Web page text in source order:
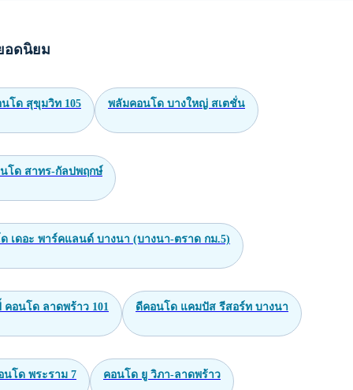
อดนิยม
นโด สุขุมวิท 105 พลัมคอนโด บางใหญ่ สเตชั่น
นโด สาทร-กัลปพฤกษ์
เดอะ พาร์คแลนด์ บางนา (บางนา-ตราด กม.5)
คอนโด ลาดพร้าว 101 ดีคอนโด แคมปัส รีสอร์ท บางนา
นโด พระราม 7 คอนโด ยู วิภา-ลาดพร้าว